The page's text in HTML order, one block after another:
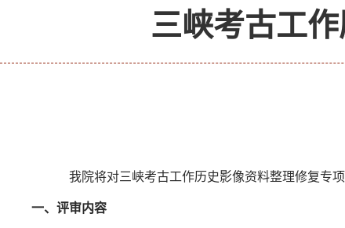
三峡考古工
我院将对三峡考古工作历史影像资料整理修复专
一、评审内容